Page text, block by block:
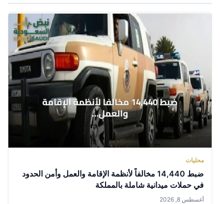
محليات
ضبط 14,440 مخالفاً لأنظمة الإقامة والعمل وأمن الحدود
في حملات ميدانية شاملة بالمملكة
أغسطس 8, 2026